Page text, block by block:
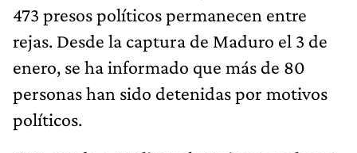
473 presos políticos permanecen entre
rejas. Desde la captura de Maduro el 3 de
enero, se ha informado que más de 80
personas han sido detenidas por motivos
políticos.